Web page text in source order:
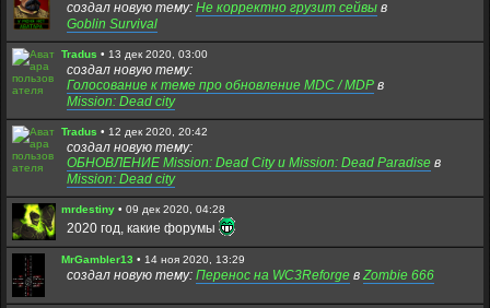
создал новую тему: Не корректно грузит сейвы в
Goblin Survival
Tradus • 13 дек 2020, 03:00
создал новую тему:
Голосование к теме про обновление MDC / MDP в
Mission: Dead city
Tradus • 12 дек 2020, 20:42
создал новую тему:
ОБНОВЛЕНИЕ Mission: Dead City и Mission: Dead Paradise в
Mission: Dead city
mrdestiny • 09 дек 2020, 04:28
2020 год, какие форумы
MrGambler13 • 14 ноя 2020, 13:29
создал новую тему: Перенос на WC3Reforge в Zombie 666